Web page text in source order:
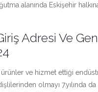
alanında Eskişehir
Adresi Ve
ve hizmet ettiği
olmayı 7.yılında